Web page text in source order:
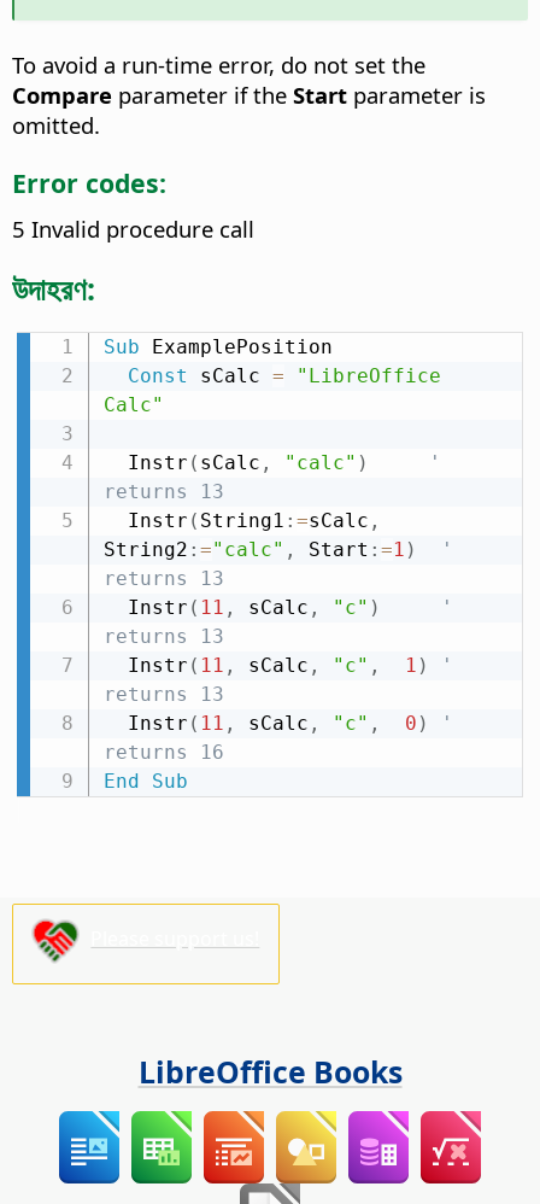
To avoid a run-time error, do not set the
Compare parameter if the Start parameter is
omitted.
Error codes:
5 Invalid procedure call
উদাহরণ:
Sub ExamplePosition
Const sCalc =
"LibreOffice
Calc"
  Instr
( sCalc , "calc" )
'
returns 13
  Instr
( String1 : =sCalc ,
String2 : ="calc" , Start : =1 )
'
returns 13
  Instr
( 11 , sCalc , "c" )
'
returns 13
  Instr
( 11 , sCalc , "c" , 1 )
'
returns 13
  Instr
( 11 , sCalc , "c" , 0 )
'
returns 16
End
Sub
LibreOffice Books